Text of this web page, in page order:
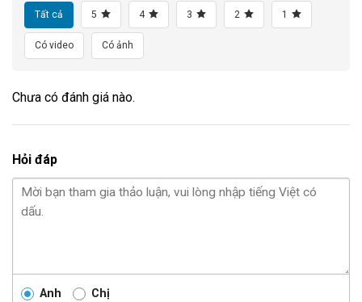
Tất cả 5 4 3 2 1
Có video Có ảnh
Chưa có đánh giá nào.
Hỏi đáp
Anh Chị